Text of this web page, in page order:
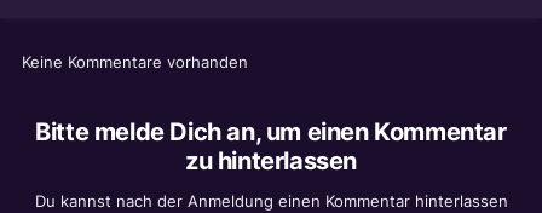
Keine Kommentare vorhanden
Bitte melde Dich an, um einen Kommentar
zu hinterlassen
Du kannst nach der Anmeldung einen Kommentar hinterlassen